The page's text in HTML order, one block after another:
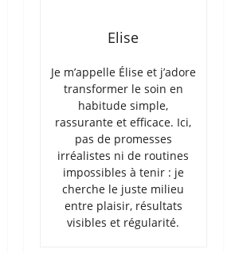
Elise
Je m’appelle Élise et j’adore
transformer le soin en
habitude simple,
rassurante et efficace. Ici,
pas de promesses
irréalistes ni de routines
impossibles à tenir : je
cherche le juste milieu
entre plaisir, résultats
visibles et régularité.